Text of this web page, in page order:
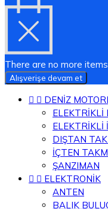
There are no more
Alışverişe devam et
  DENİZ
ELEKTRİKLİ
ELEKTRİKLİ
DIŞTAN
İÇTEN
ŞANZIMAN
  ELEKTRONİK
ANTEN
BALIK